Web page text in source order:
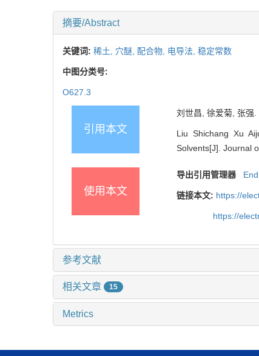
摘要/Abstract
关键词: 稀土, 穴醚, 配合物, 电导法, 稳定常数
中图分类号:
O627.3
引用本文
刘世昌, 徐爱菊, 张强
Liu Shichang Xu
Solvents[J]. Journal
使用本文
导出引用管理器
链接本文: https://
https://
参考文献
相关文章 15
Metrics